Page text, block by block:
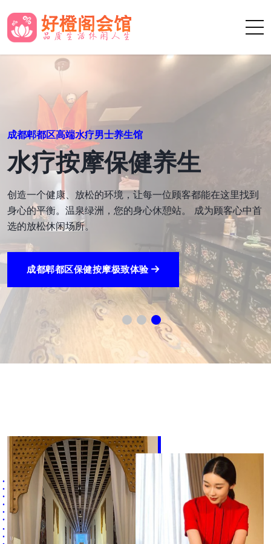
成都郫都区高端桑拿休闲会所
成都郫都区休闲会所
欢迎来到成都郫都区的桑拿会所，一个致力于提供极致放松
体验的休闲场所。我们的宗旨是通过专业的服务和先进的设
施，为您打造一个身心放松的完美空间。
成都郫都区桑拿极致体验